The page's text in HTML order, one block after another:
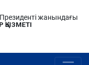
жанындағы